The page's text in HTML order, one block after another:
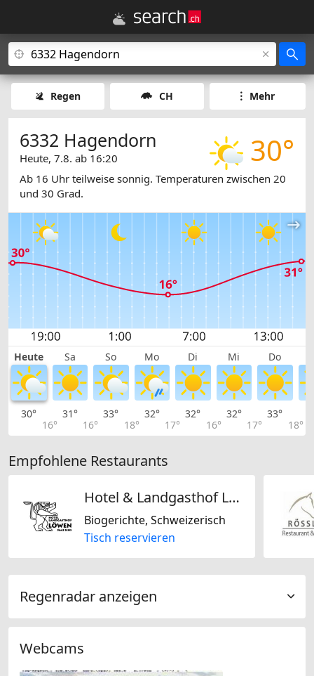
Regen CH Mehr
30°
6332 Hagendorn
Heute, 7.8. ab 16:20
Ab 16 Uhr teilweise sonnig. Temperaturen zwischen 20
und 30 Grad.
Heute Sa So Mo Di Mi Do
30°
16°
31°
16°
33°
18°
32°
17°
32°
16°
32°
17°
33°
18°
Empfohlene Restaurants
Hotel & Landgasthof Löwen
Biogerichte, Schweizerisch
Tisch reservieren
Regenradar anzeigen
Webcams